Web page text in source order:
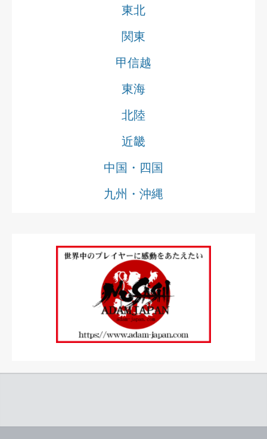
東北
関東
甲信越
東海
北陸
近畿
中国・四国
九州・沖縄